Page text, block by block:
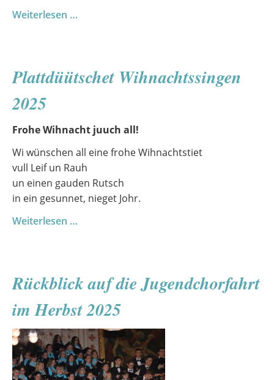
Weiterlesen …
Plattdüütschet Wihnachtssingen
2025
Frohe Wihnacht juuch all!
Wi wünschen all eine frohe Wihnachtstiet
vull Leif un Rauh
un einen gauden Rutsch
in ein gesunnet, nieget Johr.
Weiterlesen …
Rückblick auf die Jugendchorfahrt
im Herbst 2025